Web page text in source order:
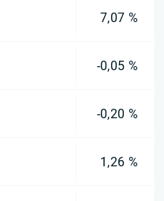
7,07 %
-0,05 %
-0,20 %
1,26 %